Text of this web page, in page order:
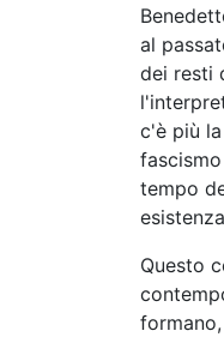
al
dei resti
c'è più
tempo
Questo